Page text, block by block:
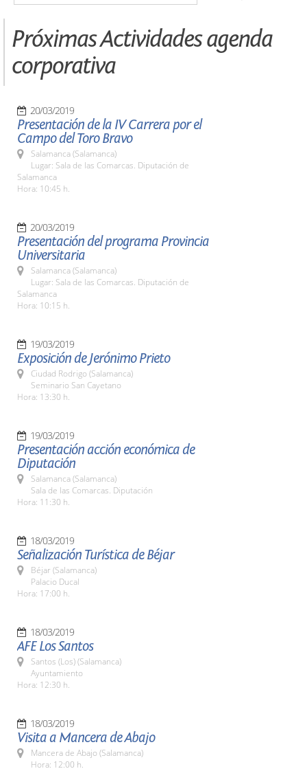
Próximas Actividades agenda
corporativa
20/03/2019
Presentación de la IV Carrera por el
Campo del Toro Bravo
Salamanca (Salamanca)
Lugar: Sala de las Comarcas. Diputación de
Salamanca
Hora: 10:45 h.
20/03/2019
Presentación del programa Provincia
Universitaria
Salamanca (Salamanca)
Lugar: Sala de las Comarcas. Diputación de
Salamanca
Hora: 10:15 h.
19/03/2019
Exposición de Jerónimo Prieto
Ciudad Rodrigo (Salamanca)
Seminario San Cayetano
Hora: 13:30 h.
19/03/2019
Presentación acción económica de
Diputación
Salamanca (Salamanca)
Sala de las Comarcas. Diputación
Hora: 11:30 h.
18/03/2019
Señalización Turística de Béjar
Béjar (Salamanca)
Palacio Ducal
Hora: 17:00 h.
18/03/2019
AFE Los Santos
Santos (Los) (Salamanca)
Ayuntamiento
Hora: 12:30 h.
18/03/2019
Visita a Mancera de Abajo
Mancera de Abajo (Salamanca)
Hora: 12:00 h.